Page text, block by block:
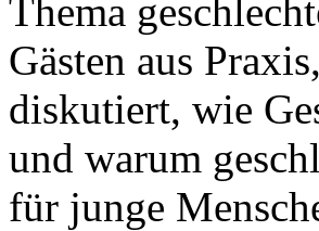
Thema
Gästen aus
diskutiert, wie
und warum
für junge